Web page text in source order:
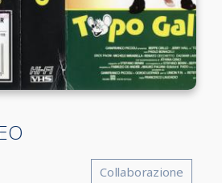
Collaborazione